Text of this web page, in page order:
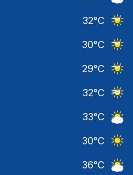
32°C
30°C
29°C
32°C
33°C
30°C
36°C